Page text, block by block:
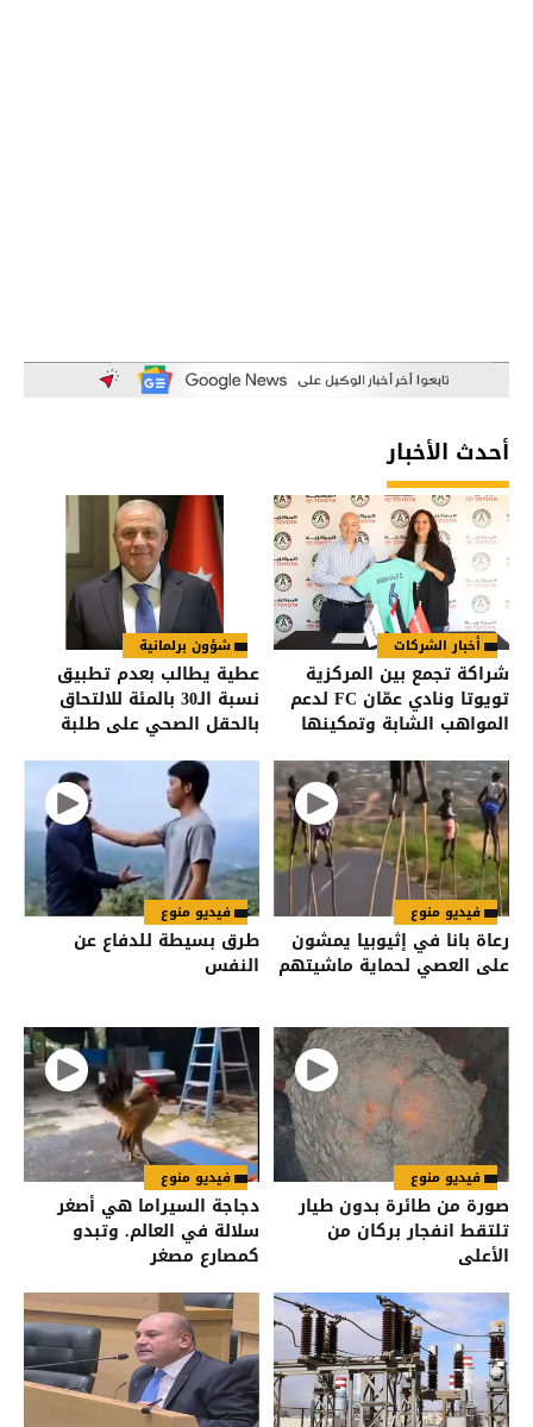
أحدث الأخبار
أخبار الشركات
شراكة تجمع بين المركزية
تويوتا ونادي عمّان FC لدعم
المواهب الشابة وتمكينها
الرياضية
شؤون برلمانية
عطية يطالب بعدم تطبيق
نسبة الـ30 بالمئة للالتحاق
بالحقل الصحي على طلبة
فيديو منوع
رعاة بانا في إثيوبيا يمشون
على العصي لحماية ماشيتهم
فيديو منوع
طرق بسيطة للدفاع عن
النفس
فيديو منوع
صورة من طائرة بدون طيار
تلتقط انفجار بركان من
الأعلى
فيديو منوع
دجاجة السيراما هي أصغر
سلالة في العالم. وتبدو
كمصارع مصغر